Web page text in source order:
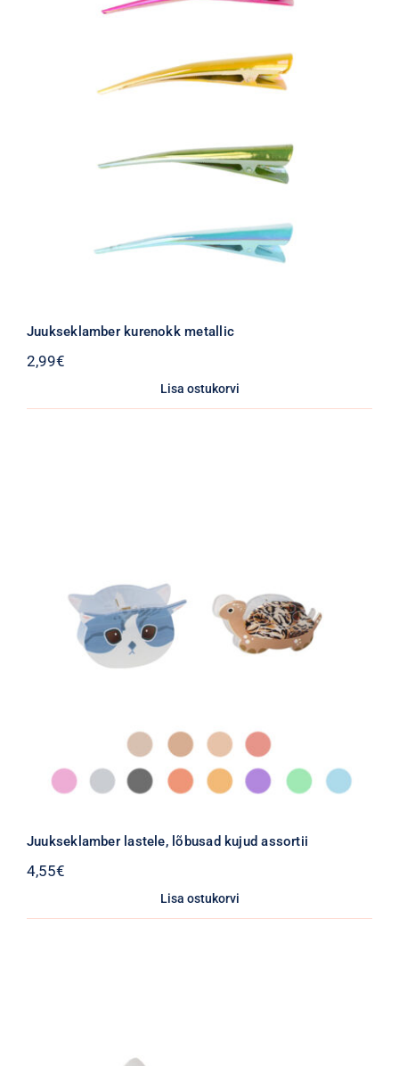
Juukseklamber kurenokk metallic
2,99€
Lisa ostukorvi
Juukseklamber lastele, lõbusad kujud assortii
4,55€
Lisa ostukorvi